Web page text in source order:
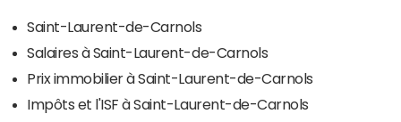
Saint-Laurent-de-Carnols
Salaires à Saint-Laurent-de-Carnols
Prix immobilier à Saint-Laurent-de-Carnols
Impôts et l'ISF à Saint-Laurent-de-Carnols